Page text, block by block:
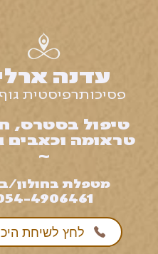
עדנה
פסיכותרפיסטית
טיפול בסטרס,
טראומה וכאבים
~
מטפלת בחולון/
4906461
לחץ לשיחת